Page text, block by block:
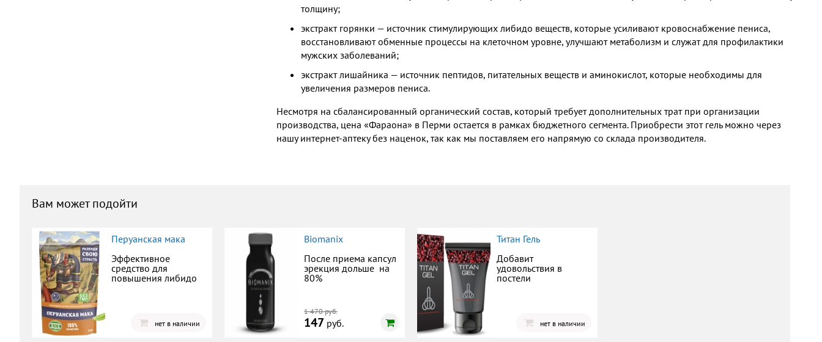
толщину;
экстракт горянки — источник стимулирующих либидо веществ, которые усиливают кровоснабжение пениса,
восстановливают обменные процессы на клеточном уровне, улучшают метаболизм и служат для профилактики
мужских заболеваний;
экстракт лишайника — источник пептидов, питательных веществ и аминокислот, которые необходимы для
увеличения размеров пениса.
Несмотря на сбалансированный органический состав, который требует дополнительных трат при организации
производства, цена «Фараона» в Перми остается в рамках бюджетного сегмента. Приобрести этот гель можно через
нашу интернет-аптеку без наценок, так как мы поставляем его напрямую со склада производителя.
Вам может подойти
Перуанская мака
Эффективное
средство для
повышения либидо
нет в наличии
Biomanix
После приема капсул
эрекция дольше на
80%
1 470 руб.
147 руб.
Титан Гель
Добавит
удовольствия в
постели
нет в наличии